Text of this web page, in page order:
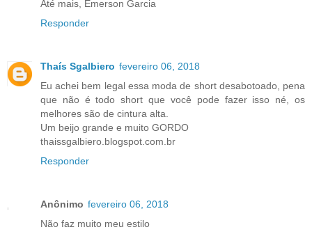
Até mais, Emerson Garcia
Responder
Thaís Sgalbiero fevereiro 06, 2018
Eu achei bem legal essa moda de short desabotoado, pena
que não é todo short que você pode fazer isso né, os
melhores são de cintura alta.
Um beijo grande e muito GORDO
thaissgalbiero.blogspot.com.br
Responder
Anônimo fevereiro 06, 2018
Não faz muito meu estilo